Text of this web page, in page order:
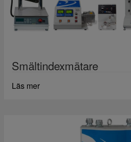
Smältindexmätare
Läs mer